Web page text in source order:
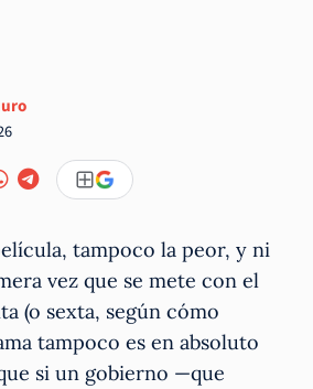
tampoco la peor, y ni
vez que se mete con el
(o sexta, según cómo
tampoco es en absoluto
si un gobierno —que